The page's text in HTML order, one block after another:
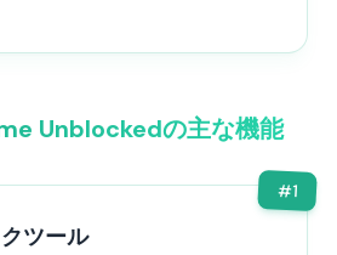
Unblockedの主な機能
#1
ツール